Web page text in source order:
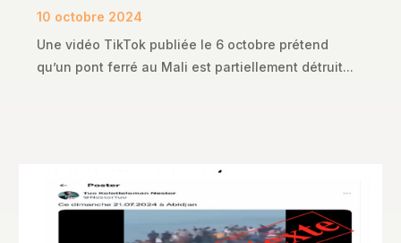
10 octobre 2024
Une vidéo TikTok publiée le 6 octobre prétend
qu’un pont ferré au Mali est partiellement détruit...